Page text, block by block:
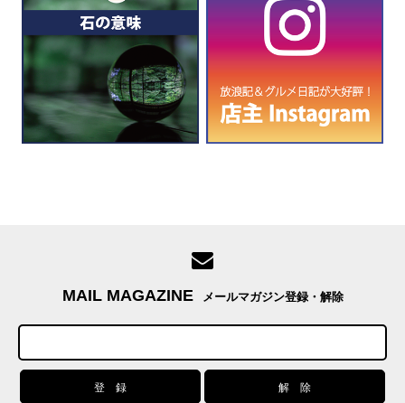
MAIL MAGAZINE メールマガジン登録・解除